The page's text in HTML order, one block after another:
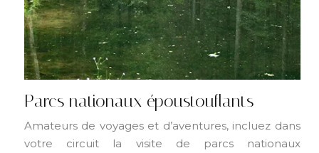
Parcs nationaux époustouflants
Amateurs de voyages et d’aventures, incluez dans
votre circuit la visite de parcs nationaux